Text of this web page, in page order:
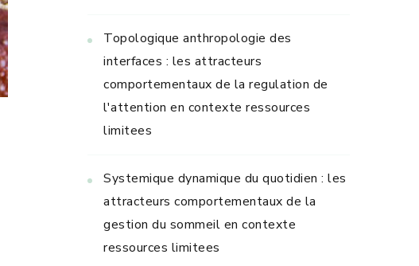
Topologique anthropologie des
interfaces : les attracteurs
comportementaux de la regulation de
l'attention en contexte ressources
limitees
Systemique dynamique du quotidien : les
attracteurs comportementaux de la
gestion du sommeil en contexte
ressources limitees